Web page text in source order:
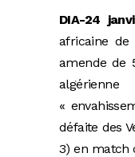
DIA-24
africaine de
amende de
«
défaite des
3) en match